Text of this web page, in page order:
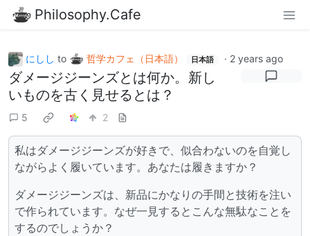
Philosophy.Cafe
にしし to 哲学カフェ（日本語） 日本語 · 2 years ago
ダメージジーンズとは何か。新し
いものを古く見せるとは？
5 2
私はダメージジーンズが好きで、似合わないのを自覚し
ながらよく履いています。あなたは履きますか？
ダメージジーンズは、新品にかなりの手間と技術を注い
で作られています。なぜ一見するとこんな無駄なことを
するのでしょうか？